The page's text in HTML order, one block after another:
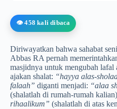
👁️ 458 kali dibaca
Diriwayatkan bahwa sahabat
Abbas RA pernah
masjidnya untuk mengubah lafal
ajakan shalat: “hayya alas-
falaah” diganti menjadi: “alaa
(shalatlah di rumah-rumah
rihaalikum” (shalatlah di atas